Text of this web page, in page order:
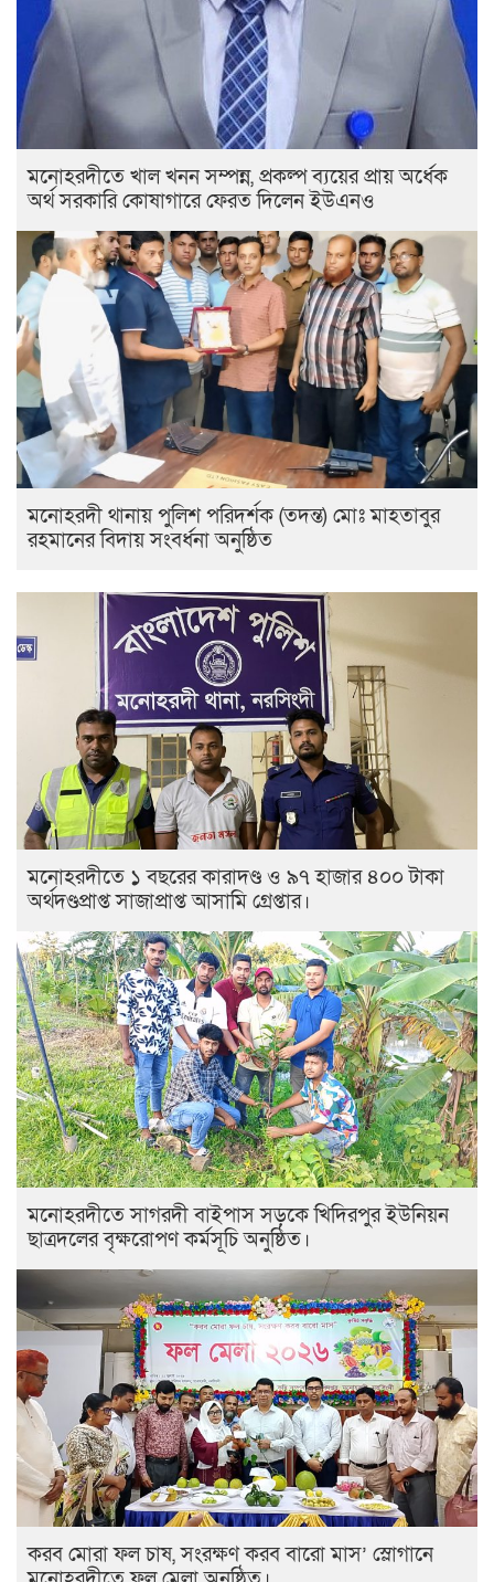
মনোহরদীতে খাল খনন সম্পন্ন, প্রকল্প ব্যয়ের প্রায় অর্ধেক
অর্থ সরকারি কোষাগারে ফেরত দিলেন ইউএনও
মনোহরদী থানায় পুলিশ পরিদর্শক (তদন্ত) মোঃ মাহতাবুর
রহমানের বিদায় সংবর্ধনা অনুষ্ঠিত
মনোহরদীতে ১ বছরের কারাদণ্ড ও ৯৭ হাজার ৪০০ টাকা
অর্থদণ্ডপ্রাপ্ত সাজাপ্রাপ্ত আসামি গ্রেপ্তার।
মনোহরদীতে সাগরদী বাইপাস সড়কে খিদিরপুর ইউনিয়ন
ছাত্রদলের বৃক্ষরোপণ কর্মসূচি অনুষ্ঠিত।
করব মোরা ফল চাষ, সংরক্ষণ করব বারো মাস’ স্লোগানে